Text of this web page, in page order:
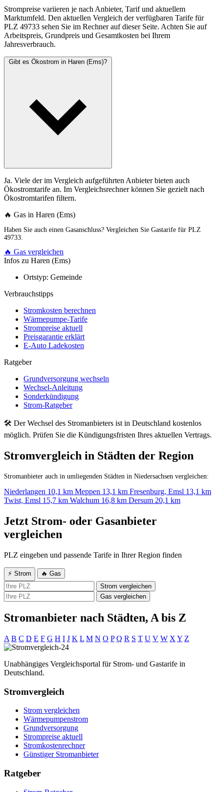
Strompreise variieren je nach Anbieter, Tarif und aktuellem
Marktumfeld. Den aktuellen Vergleich der verfügbaren Tarife für
PLZ 49733 sehen Sie im Rechner auf dieser Seite. Achten Sie auf
Arbeitspreis, Grundpreis und Gesamtkosten bei Ihrem
Jahresverbrauch.
Gibt es Ökostrom in Haren (Ems)?
Ja. Viele der im Vergleich aufgeführten Anbieter bieten auch
Ökostromtarife an. Im Vergleichsrechner können Sie gezielt nach
Ökostromtarifen filtern.
🔥 Gas in Haren (Ems)
Haben Sie auch einen Gasanschluss? Vergleichen Sie Gastarife für PLZ
49733.
🔥 Gas vergleichen
Infos zu Haren (Ems)
Ortstyp: Gemeinde
Verbrauchstipps
Stromkosten berechnen
Wärmepumpe-Tarife
Strompreise aktuell
Preisgarantie erklärt
E-Auto Ladekosten
Ratgeber
Grundversorgung wechseln
Wechsel-Anleitung
Sonderkündigung
Strom-Ratgeber
🛠 Der Wechsel des Stromanbieters ist in Deutschland kostenlos
möglich. Prüfen Sie die Kündigungsfristen Ihres aktuellen Vertrags.
Stromvergleich in Städten der Region
Stromanbieter auch in umliegenden Städten in Niedersachsen vergleichen:
Niederlangen 10,1 km Meppen 13,1 km Fresenburg, Emsl 13,1 km
Twist, Emsl 15,7 km Walchum 16,8 km Dersum 20,1 km
Jetzt Strom- oder Gasanbieter
vergleichen
PLZ eingeben und passende Tarife in Ihrer Region finden
⚡ Strom
🔥 Gas
Strom vergleichen
Gas vergleichen
Stromanbieter nach Städten, A bis Z
A B C D E F G H I J K L M N O P Q R S T U V W X Y Z
Unabhängiges Vergleichsportal für Strom- und Gastarife in
Deutschland.
Stromvergleich
Strom vergleichen
Wärmepumpenstrom
Grundversorgung
Strompreise aktuell
Stromkostenrechner
Günstiger Stromanbieter
Ratgeber